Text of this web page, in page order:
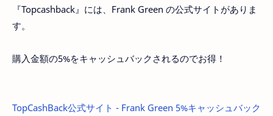
『Topcashback』には、Frank Green の公式サイトがありま
す。
購入金額の5%をキャッシュバックされるのでお得！
TopCashBack公式サイト - Frank Green 5%キャッシュバック